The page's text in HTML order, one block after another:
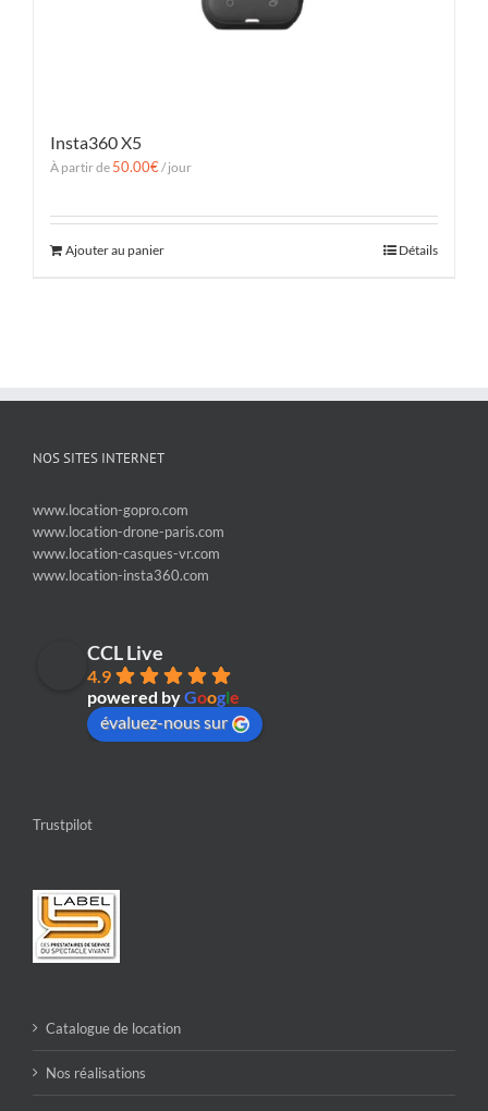
Insta360 X5
À partir de 50.00€/ jour
Ajouter au panier Détails
NOS SITES INTERNET
www.location-gopro.com
www.location-drone-paris.com
www.location-casques-vr.com
www.location-insta360.com
CCL Live
4.9
powered byGoogle
évaluez-nous sur
Trustpilot
Catalogue de location
Nos réalisations